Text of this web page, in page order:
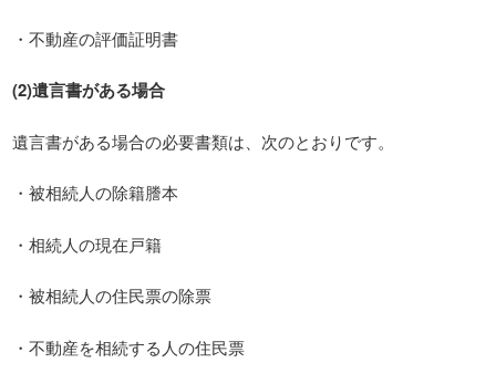
・不動産の評価証明書
(2)遺言書がある場合
遺言書がある場合の必要書類は、次のとおりです。
・被相続人の除籍謄本
・相続人の現在戸籍
・被相続人の住民票の除票
・不動産を相続する人の住民票